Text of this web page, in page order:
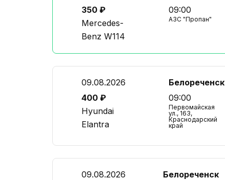
350 ₽
Mercedes-
Benz W114
09:00
АЗС "Пропан"
09.08.2026
400 ₽
Hyundai
Elantra
Белореченск
09:00
Первомайская
ул., 163,
Краснодарский
край
09.08.2026
Белореченск